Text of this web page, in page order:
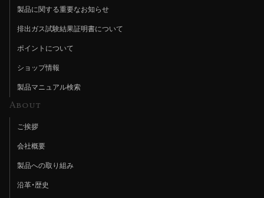
製品に関する重要なお知らせ
排出ガス試験結果証明書について
ポイントについて
ショップ情報
製品マニュアル検索
About
ご挨拶
会社概要
製品への取り組み
沿革・歴史